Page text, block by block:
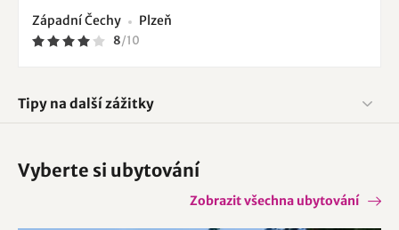
Západní Čechy Plzeň
8/10
Tipy na další zážitky
Vyberte si ubytování
Zobrazit všechna ubytování